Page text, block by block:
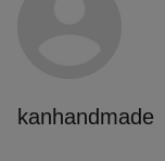
kanhandmade